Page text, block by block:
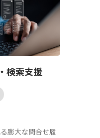
検索支援
膨大な問合せ履